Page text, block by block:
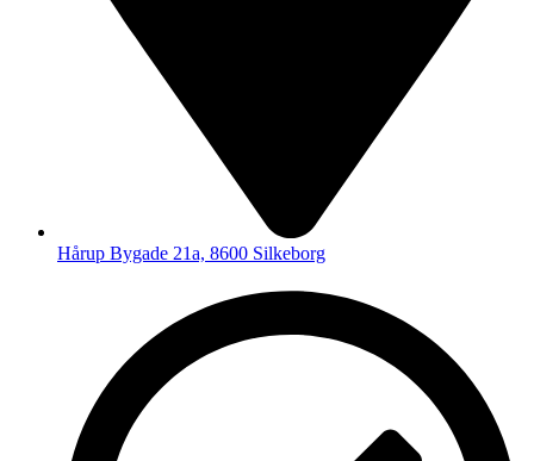
Hårup Bygade 21a, 8600 Silkeborg